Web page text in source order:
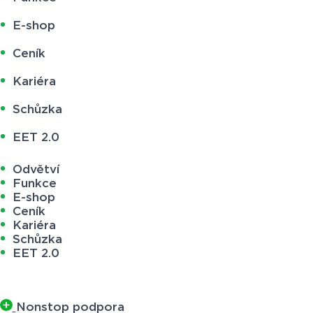
E-shop
Ceník
Kariéra
Schůzka
EET 2.0
Odvětví
Funkce
E-shop
Ceník
Kariéra
Schůzka
EET 2.0
Nonstop podpora